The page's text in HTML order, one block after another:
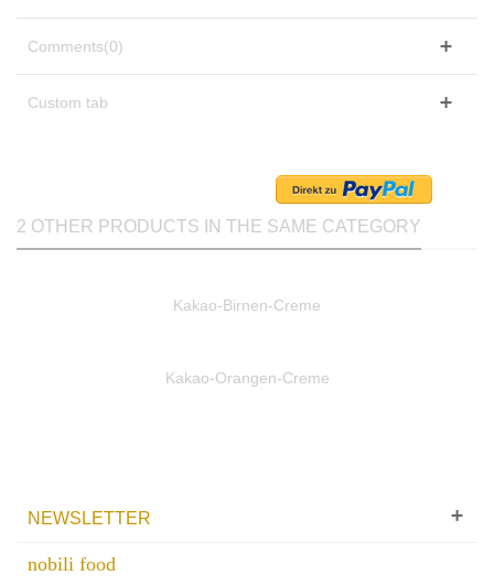
Comments(0)
Custom tab
2 OTHER PRODUCTS IN THE SAME CATEGORY
Kakao-Birnen-Creme
Kakao-Orangen-Creme
NEWSLETTER
nobili food